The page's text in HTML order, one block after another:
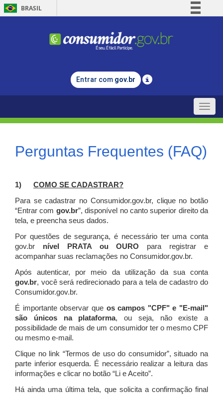
BRASIL
Comunica BR
Legislação
Entrar com gov.br
Toggle
Perguntas Frequentes (FAQ)
1) COMO SE CADASTRAR?
Para se cadastrar no Consumidor.gov.br, clique no botão
“Entrar com gov.br”, disponível no canto superior direito da
tela, e preencha seus dados.
Por questões de segurança, é necessário ter uma conta
gov.br nível PRATA ou OURO para registrar e
acompanhar suas reclamações no Consumidor.gov.br.
Após autenticar, por meio da utilização da sua conta
gov.br, você será redirecionado para a tela de cadastro do
Consumidor.gov.br.
É importante observar que os campos "CPF" e "E-mail"
são únicos na plataforma, ou seja, não existe a
possibilidade de mais de um consumidor ter o mesmo CPF
ou mesmo e-mail.
Clique no link “Termos de uso do consumidor”, situado na
parte inferior esquerda. É necessário realizar a leitura das
informações e clicar no botão “Li e Aceito”.
Há ainda uma última tela, que solicita a confirmação final